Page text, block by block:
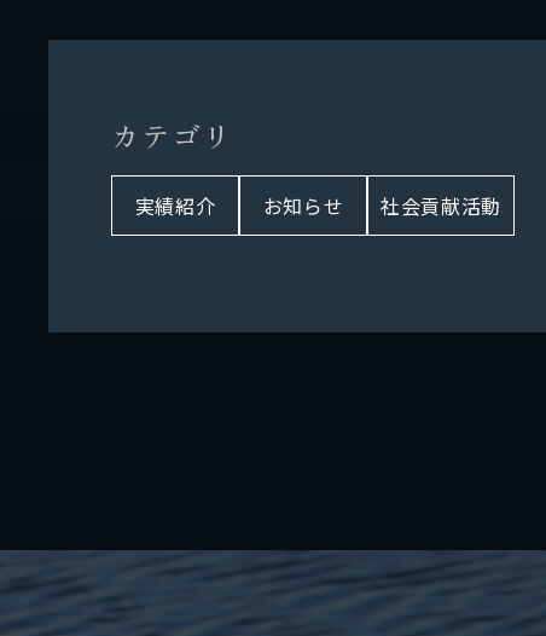
カ テ ゴ リ
実績紹介 お知らせ 社会貢献活動